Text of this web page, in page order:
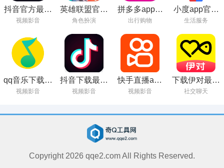
抖音官方最新
版下载
视频影音
英雄联盟官方
正版下载
角色扮演
拼多多app官
方正版下载
出行购物
小度app官方
下载安装
生活服务
qq音乐下载安
装2023最新版
视频影音
抖音下载最新
版本2023安装
视频影音
快手直播app
官方下载
视频影音
下载伊对最新
版本并安装
社交聊天
Copyright 2026 qqe2.com All Rights Reserved.